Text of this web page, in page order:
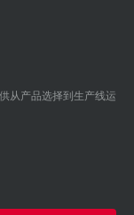
从产品选择到生产线运